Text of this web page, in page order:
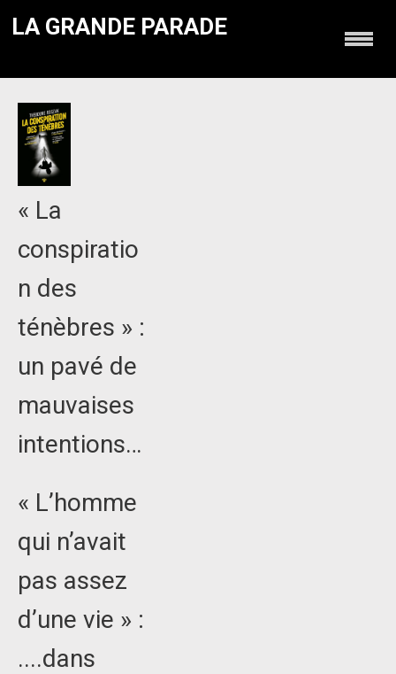
LA GRANDE PARADE
« La
conspiratio
n des
ténèbres » :
un pavé de
mauvaises
intentions…
« L’homme
qui n’avait
pas assez
d’une vie » :
....dans